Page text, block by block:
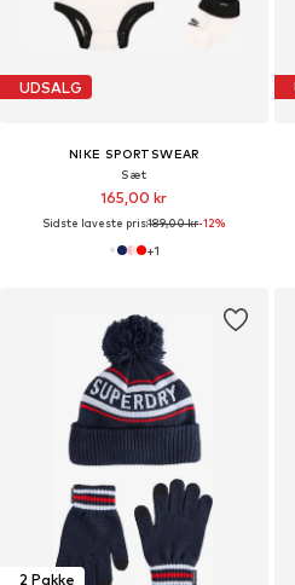
UDSALG
NIKE SPORTSWEAR
Sæt
165,00 kr
Sidste laveste pris:189,00 kr-12%
+1
2 Pakke